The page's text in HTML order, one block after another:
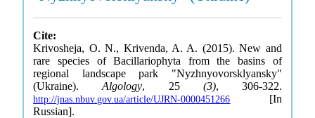
Cite:
Krivosheja, O. N., Krivenda, A. A. (2015). New and
rare species of Bacillariophyta from the basins of
regional landscape park "Nyzhnyovorsklyansky"
(Ukraine).Algology, 25 (3), 306-322.
http://jnas.nbuv.gov.ua/article/UJRN-0000451266 [In
Russian].